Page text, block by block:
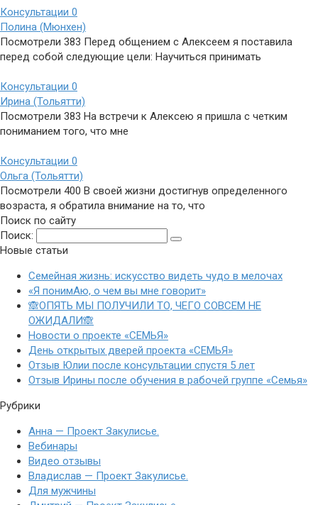
Консультации 0
Полина (Мюнхен)
Посмотрели 383 Перед общением с Алексеем я поставила
перед собой следующие цели: Научиться принимать
Консультации 0
Ирина (Тольятти)
Посмотрели 383 На встречи к Алексею я пришла с четким
пониманием того, что мне
Консультации 0
Ольга (Тольятти)
Посмотрели 400 В своей жизни достигнув определенного
возраста, я обратила внимание на то, что
Поиск по сайту
Поиск:
Новые статьи
Семейная жизнь: искусство видеть чудо в мелочах
«Я понимАю, о чем вы мне говорит»
🙈ОПЯТЬ МЫ ПОЛУЧИЛИ ТО, ЧЕГО СОВСЕМ НЕ
ОЖИДАЛИ🙈
Новости о проекте «СЕМЬЯ»
День открытых дверей проекта «СЕМЬЯ»
Отзыв Юлии после консультации спустя 5 лет
Отзыв Ирины после обучения в рабочей группе «Семья»
Рубрики
Анна — Проект Закулисье.
Вебинары
Видео отзывы
Владислав — Проект Закулисье.
Для мужчины